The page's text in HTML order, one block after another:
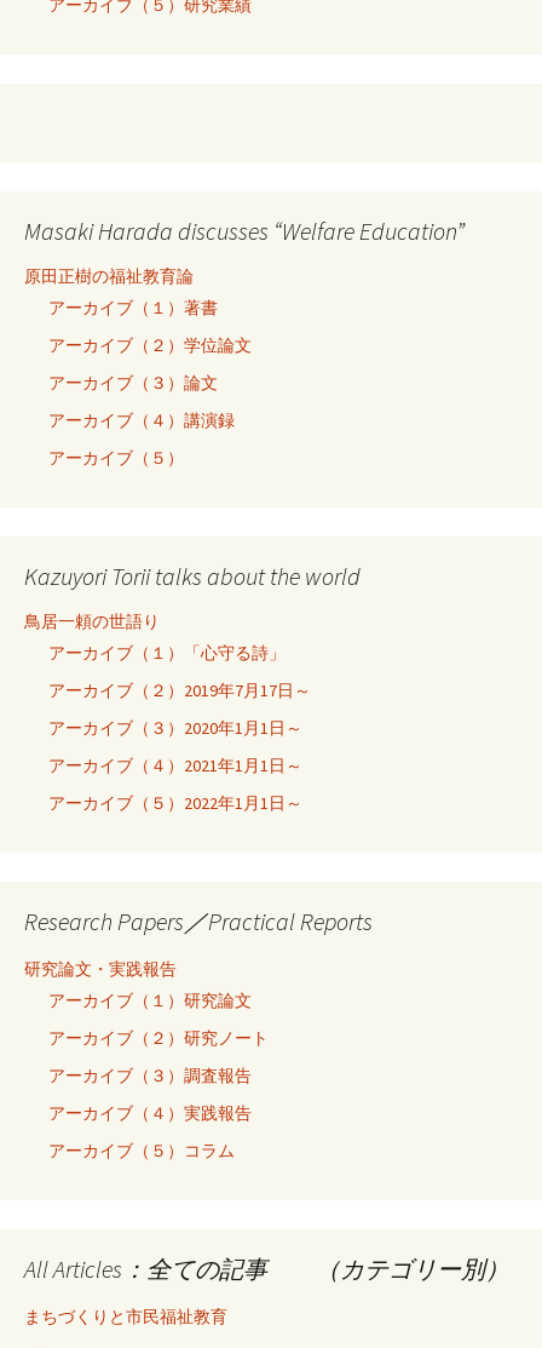
アーカイブ（５）研究業績
Masaki Harada discusses “Welfare Education”
原田正樹の福祉教育論
アーカイブ（１）著書
アーカイブ（２）学位論文
アーカイブ（３）論文
アーカイブ（４）講演録
アーカイブ（５）
Kazuyori Torii talks about the world
鳥居一頼の世語り
アーカイブ（１）「心守る詩」
アーカイブ（２）2019年7月17日～
アーカイブ（３）2020年1月1日～
アーカイブ（４）2021年1月1日～
アーカイブ（５）2022年1月1日～
Research Papers／Practical Reports
研究論文・実践報告
アーカイブ（１）研究論文
アーカイブ（２）研究ノート
アーカイブ（３）調査報告
アーカイブ（４）実践報告
アーカイブ（５）コラム
All Articles：全ての記事 （カテゴリー別）
まちづくりと市民福祉教育